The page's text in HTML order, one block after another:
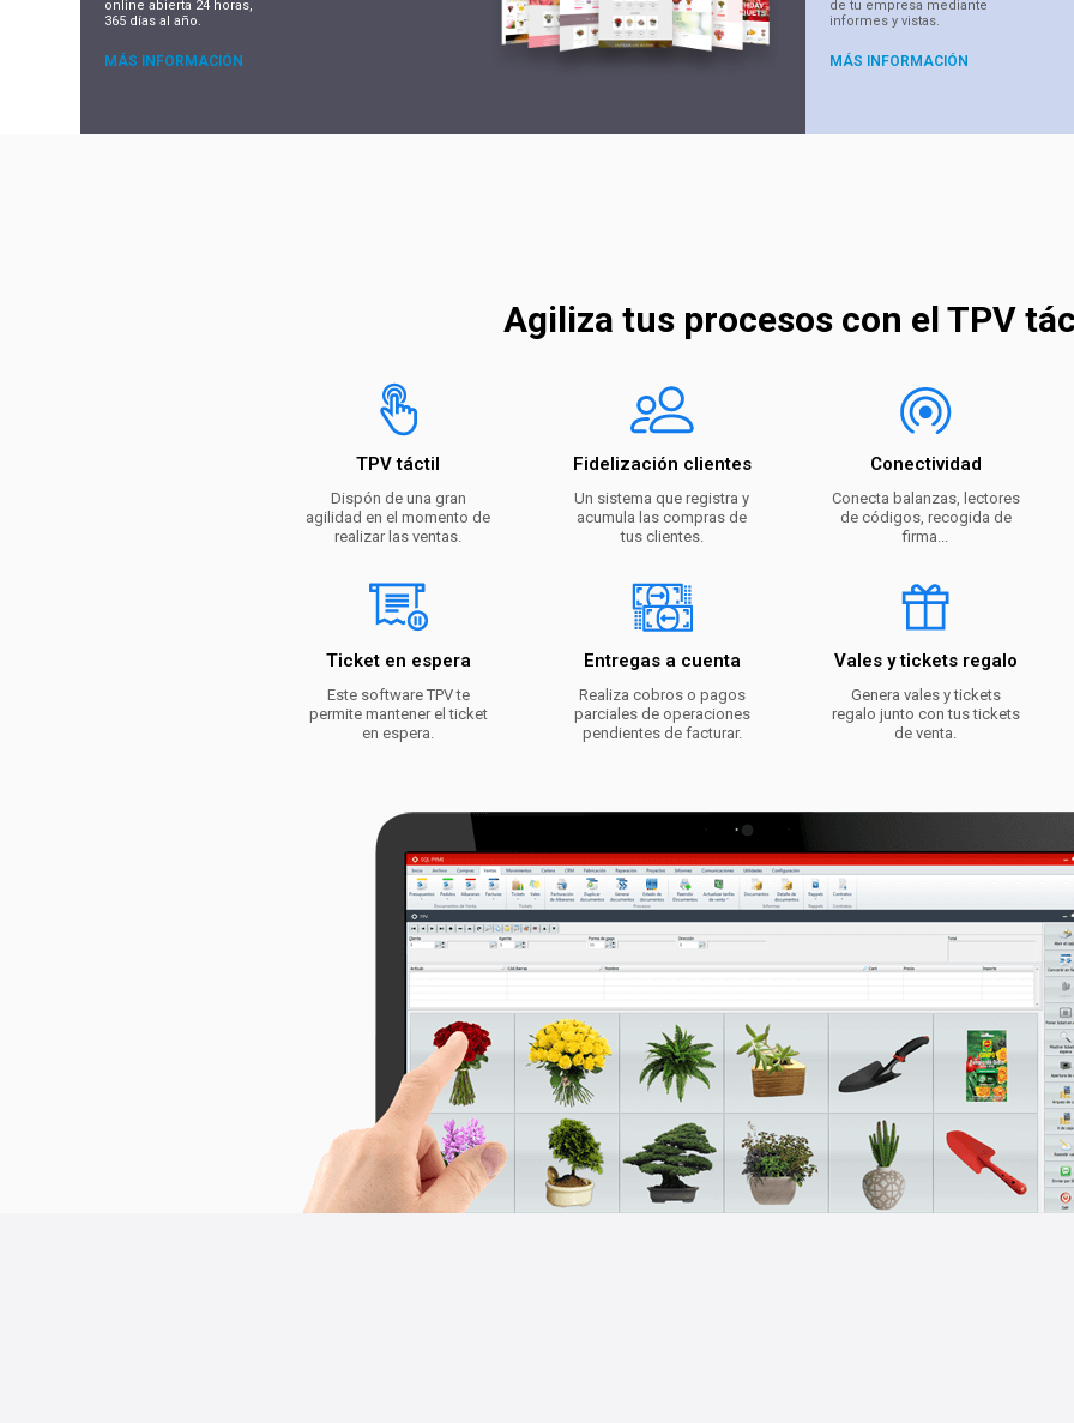
online abierta 24 horas,
365 días al año.
MÁS INFORMACIÓN
de tu empresa mediante
informes y vistas.
MÁS INFORMACIÓN
Agiliza tus procesos con el TPV
TPV táctil
Dispón de una gran
agilidad en el momento de
realizar las ventas.
Fidelización clientes
Un sistema que registra y
acumula las compras de
tus clientes.
Conectividad
Conecta balanzas, lectores
de códigos, recogida de
firma...
Ticket en espera
Este software TPV te
permite mantener el ticket
en espera.
Entregas a cuenta
Realiza cobros o pagos
parciales de operaciones
pendientes de facturar.
Vales y tickets regalo
Genera vales y tickets
regalo junto con tus tickets
de venta.